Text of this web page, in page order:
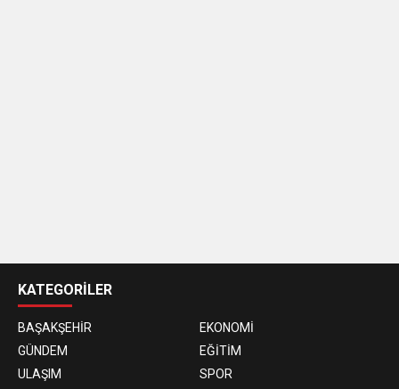
KATEGORİLER
BAŞAKŞEHİR
EKONOMİ
GÜNDEM
EĞİTİM
ULAŞIM
SPOR